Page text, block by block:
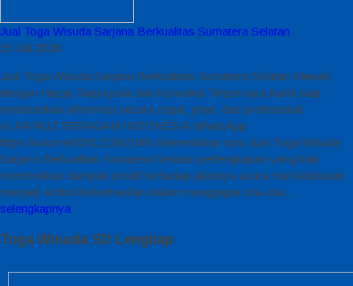
Jual Toga Wisuda Sarjana Berkualitas Sumatera Selatan
15 Juli 2026
Jual Toga Wisuda Sarjana Berkualitas Sumatera Selatan Mewah
dengan Harga Tanpa jeda dari Konveksi Terpercaya Kami siap
memberikan informasi secara cepat, jelas, dan profesional
ALFAIRUZ SERAGAM INDONESIA WhatsApp :
https://wa.me/6281222821060 Menentukan opsi Jual Toga Wisuda
Sarjana Berkualitas Sumatera Selatan perlengkapan yang baik
memberikan dampak positif terhadap jalannya acara Hari kelulusan
menjadi simbol keberhasilan dalam menggapai cita-cita…
selengkapnya
Toga Wisuda SD Lengkap